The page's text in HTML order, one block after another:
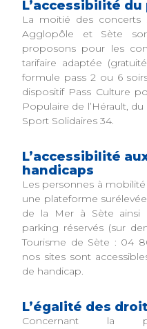
L’accessibilité
La moitié des
Agglopôle et Sète
proposons pour les
tarifaire adaptée
formule pass 2 ou 6
dispositif Pass Culture
Populaire de l’Hérault,
Sport Solidaires 34.
L’accessibilité
handicaps
Les personnes à
une plateforme
de la Mer à Sète ainsi
parking réservés (sur
Tourisme de Sète : 04
nos sites sont
de handicap.
L’égalité des
Concernant la